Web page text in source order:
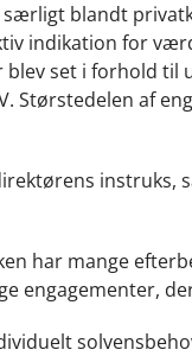
blandt
indikation for
set i forhold til
Størstedelen af
instruks,
har mange
engagementer,